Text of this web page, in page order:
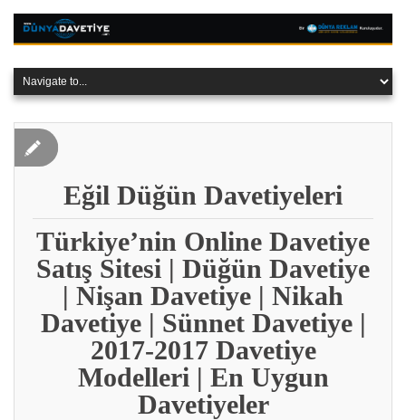
Eğil Düğün Davetiyeleri
Türkiye’nin Online Davetiye
Satış Sitesi | Düğün Davetiye
| Nişan Davetiye | Nikah
Davetiye | Sünnet Davetiye |
2017-2017 Davetiye
Modelleri | En Uygun
Davetiyeler